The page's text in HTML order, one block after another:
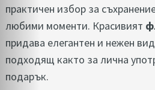
практичен избор за
любими моменти. Красивият
придава елегантен и нежен
подходящ както за лична
подарък.